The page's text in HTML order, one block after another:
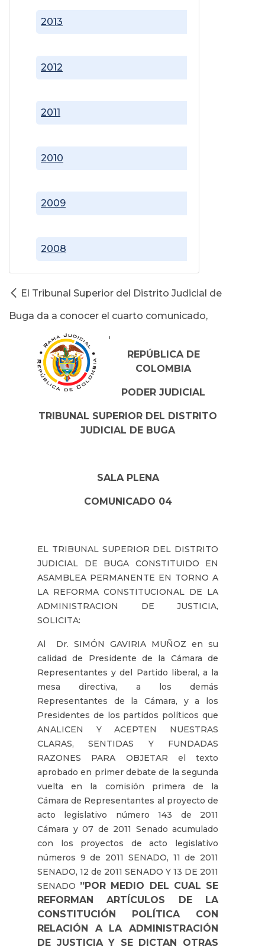
2008
2009
2010
2011
2012
2013
El Tribunal Superior del Distrito Judicial de
Buga da a conocer el cuarto comunicado,
'
REPÚBLICA DE
COLOMBIA
PODER JUDICIAL
TRIBUNAL SUPERIOR DEL DISTRITO
JUDICIAL DE BUGA
SALA PLENA
COMUNICADO 04
EL TRIBUNAL SUPERIOR DEL DISTRITO
JUDICIAL DE BUGA CONSTITUIDO EN
ASAMBLEA PERMANENTE EN TORNO A
LA REFORMA CONSTITUCIONAL DE LA
ADMINISTRACION DE JUSTICIA,
SOLICITA:
Al Dr. SIMÓN GAVIRIA MUÑOZ en su
calidad de Presidente de la Cámara de
Representantes y del Partido liberal, a la
mesa directiva, a los demás
Representantes de la Cámara, y a los
Presidentes de los partidos políticos que
ANALICEN Y ACEPTEN NUESTRAS
CLARAS, SENTIDAS Y FUNDADAS
RAZONES PARA OBJETAR el texto
aprobado en primer debate de la segunda
vuelta en la comisión primera de la
Cámara de Representantes al proyecto de
acto legislativo número 143 de 2011
Cámara y 07 de 2011 Senado acumulado
con los proyectos de acto legislativo
números 9 de 2011 SENADO, 11 de 2011
SENADO, 12 de 2011 SENADO Y 13 DE 2011
SENADO ”POR MEDIO DEL CUAL SE
REFORMAN ARTÍCULOS DE LA
CONSTITUCIÓN POLÍTICA CON
RELACIÓN A LA ADMINISTRACIÓN
DE JUSTICIA Y SE DICTAN OTRAS